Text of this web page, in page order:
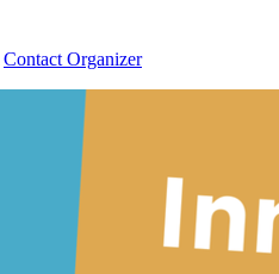
Contact Organizer